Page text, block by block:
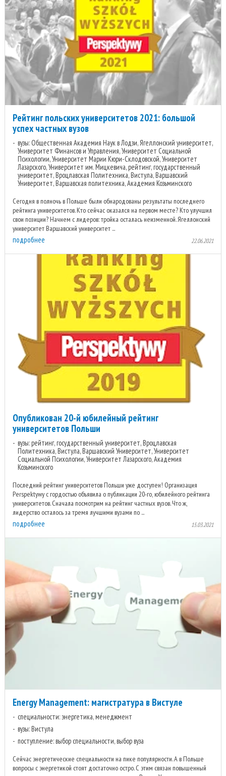
Рейтинг польских университетов 2021: большой
успех частных вузов
вузы: Общественная Академия Наук в Лодзи, Ягеллонский университет,
Университет Финансов и Управления, Университет Социальной
Психологии, Университет Марии Кюри-Склодовской, Университет
Лазарского, Университет им. Мицкевича, рейтинг, государственный
университет, Вроцлавская Политехника, Вистула, Варшавский
Университет, Варшавская политехника, Академия Козьминского
Сегодня в полночь в Польше были обнародованы результаты последнего
рейтинга университетов. Кто сейчас оказался на первом месте? Кто улучшил
свои позиции? Начнем с лидеров: тройка осталась неизменной. Ягеллонский
университет Варшавский университет ...
подробнее 22.06.2021
Опубликован 20-й юбилейный рейтинг
университетов Польши
вузы: рейтинг, государственный университет, Вроцлавская
Политехника, Вистула, Варшавский Университет, Университет
Социальной Психологии, Университет Лазарского, Академия
Козьминского
Последний рейтинг университетов Польши уже доступен! Организация
Perspektywy с гордостью объявила о публикации 20-го, юбилейного рейтинга
университетов. Сначала посмотрим на рейтинг частных вузов. Что ж,
лидерство осталось за тремя лучшими вузами по ...
подробнее 15.03.2021
Energy Management: магистратура в Вистуле
специальности: энергетика, менеджмент
вузы: Вистула
поступление: выбор специальности, выбор вуза
Сейчас энергетические специальности на пике популярности. А в Польше
вопросы с энергетикой стоят достаточно остро. С этим связан повышенный